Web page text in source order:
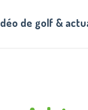
de golf &